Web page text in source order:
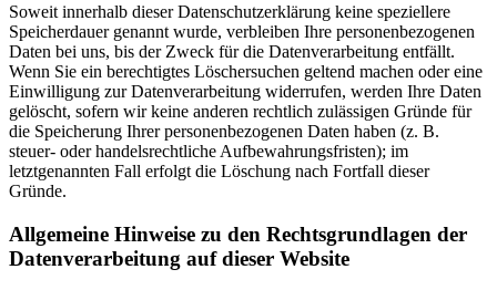
Soweit innerhalb dieser Datenschutzerklärung keine speziellere
Speicherdauer genannt wurde, verbleiben Ihre personenbezogenen
Daten bei uns, bis der Zweck für die Datenverarbeitung entfällt.
Wenn Sie ein berechtigtes Löschersuchen geltend machen oder eine
Einwilligung zur Datenverarbeitung widerrufen, werden Ihre Daten
gelöscht, sofern wir keine anderen rechtlich zulässigen Gründe für
die Speicherung Ihrer personenbezogenen Daten haben (z. B.
steuer- oder handelsrechtliche Aufbewahrungsfristen); im
letztgenannten Fall erfolgt die Löschung nach Fortfall dieser
Gründe.
Allgemeine Hinweise zu den Rechtsgrundlagen der
Datenverarbeitung auf dieser Website